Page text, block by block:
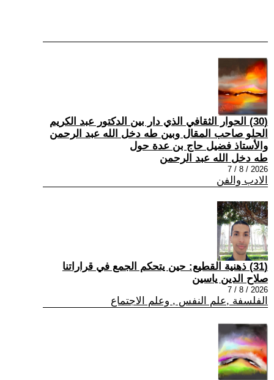
(30) الحوار الثقافي الذي دار بين الدكتور عبد الكريم
الحلو صاحب المقال وبين طه دخل الله عبد الرحمن
والأستاذ فضيل حاج بن عدة حول
طه دخل الله عبد الرحمن
2026 / 8 / 7
الادب والفن
(31) ذهنية القطيع: حين يتحكم الجمع في قراراتنا
صلاح الدين ياسين
2026 / 8 / 7
الفلسفة ,علم النفس , وعلم الاجتماع